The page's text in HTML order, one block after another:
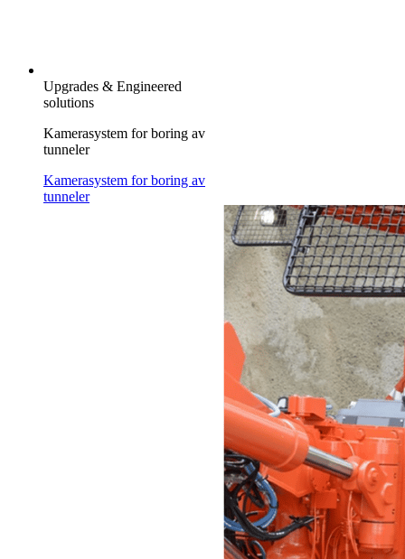
Upgrades & Engineered
solutions
Kamerasystem for boring av
tunneler
Kamerasystem for boring av
tunneler